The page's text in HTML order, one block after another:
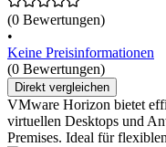
(0 Bewertungen)
•
Keine Preisinformationen
(0 Bewertungen)
Direkt vergleichen
VMware Horizon bietet
virtuellen Desktops und
Premises. Ideal für